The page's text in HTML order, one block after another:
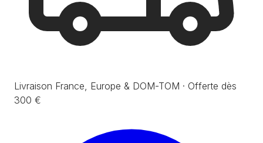
Livraison France, Europe & DOM-TOM · Offerte dès
300 €